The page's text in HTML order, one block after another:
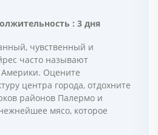
: 3 дня
чувственный и
часто называют
Оцените
центра города, отдохните
районов Палермо и
мясо, которое